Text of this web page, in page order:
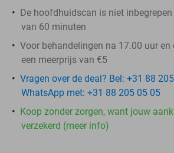
De hoofdhuidscan is niet
van 60 minuten
Voor behandelingen na 17.00 uur
een meerprijs van €5
Vragen over de deal? Bel: +31 88
WhatsApp met: +31 88 205 05 05
Koop zonder zorgen, want jouw
verzekerd (meer info)